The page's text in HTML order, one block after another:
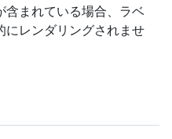
含まれている場合、ラベ
にレンダリングされませ